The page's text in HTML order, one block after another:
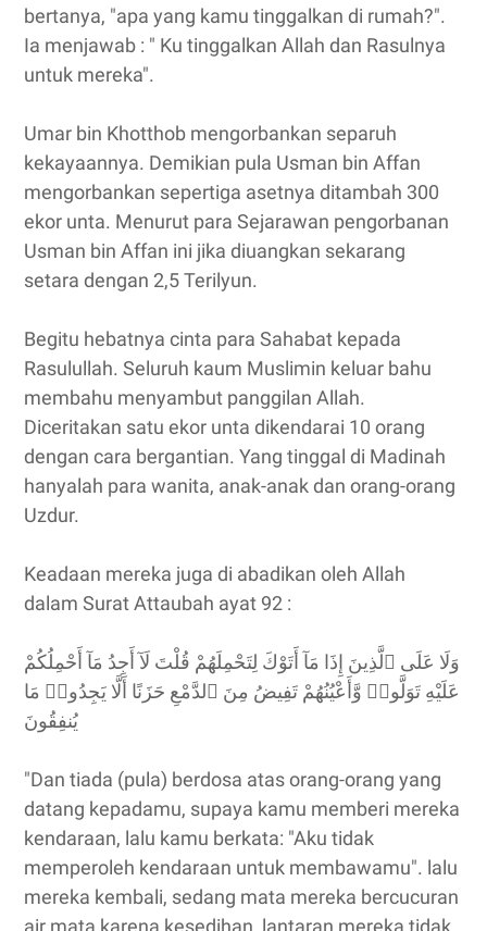
bertanya, "apa yang kamu tinggalkan di rumah?".
Ia menjawab : " Ku tinggalkan Allah dan Rasulnya
untuk mereka".
Umar bin Khotthob mengorbankan separuh
kekayaannya. Demikian pula Usman bin Affan
mengorbankan sepertiga asetnya ditambah 300
ekor unta. Menurut para Sejarawan pengorbanan
Usman bin Affan ini jika diuangkan sekarang
setara dengan 2,5 Terilyun.
Begitu hebatnya cinta para Sahabat kepada
Rasulullah. Seluruh kaum Muslimin keluar bahu
membahu menyambut panggilan Allah.
Diceritakan satu ekor unta dikendarai 10 orang
dengan cara bergantian. Yang tinggal di Madinah
hanyalah para wanita, anak-anak dan orang-orang
Uzdur.
Keadaan mereka juga di abadikan oleh Allah
dalam Surat Attaubah ayat 92 :
وَلَا عَلَى ٱلَّذِينَ إِذَا مَآ أَتَوْكَ لِتَحْمِلَهُمْ قُلْتَ لَآ أَجِدُ مَآ أَحْمِلُكُمْ
عَلَيْهِ تَوَلَّوا۟ وَّأَعْيُنُهُمْ تَفِيضُ مِنَ ٱلدَّمْعِ حَزَنًا أَلَّا يَجِدُوا۟ مَا
يُنفِقُونَ
"Dan tiada (pula) berdosa atas orang-orang yang
datang kepadamu, supaya kamu memberi mereka
kendaraan, lalu kamu berkata: "Aku tidak
memperoleh kendaraan untuk membawamu". lalu
mereka kembali, sedang mata mereka bercucuran